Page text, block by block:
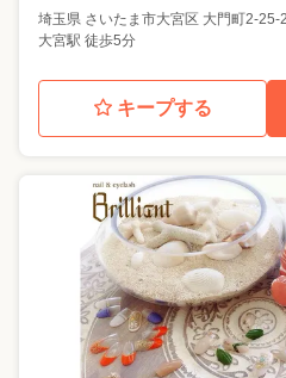
埼玉県 さいたま市大宮区 大門町2-25-
大宮駅 徒歩5分
キープする